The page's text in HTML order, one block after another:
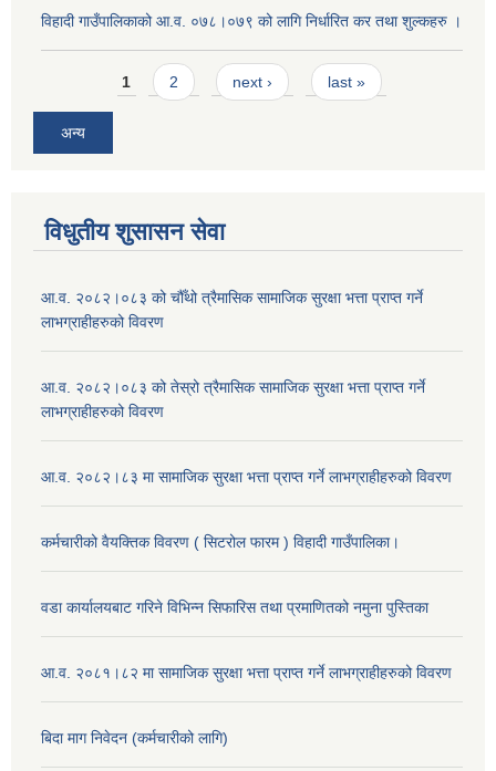
विहादी गाउँपालिकाको आ.व. ०७८।०७९ को लागि निर्धारित कर तथा शुल्कहरु ।
Pages1 2 next › last »
अन्य
विधुतीय शुसासन सेवा
आ.व. २०८२।०८३ को चौँथो त्रैमासिक सामाजिक सुरक्षा भत्ता प्राप्त गर्ने
लाभग्राहीहरुको विवरण
आ.व. २०८२।०८३ को तेस्रो त्रैमासिक सामाजिक सुरक्षा भत्ता प्राप्त गर्ने
लाभग्राहीहरुको विवरण
आ.व. २०८२।८३ मा सामाजिक सुरक्षा भत्ता प्राप्त गर्ने लाभग्राहीहरुको विवरण
कर्मचारीको वैयक्तिक विवरण ( सिटरोल फारम ) विहादी गाउँपालिका।
वडा कार्यालयबाट गरिने विभिन्न सिफारिस तथा प्रमाणितको नमुना पुस्तिका
आ.व. २०८१।८२ मा सामाजिक सुरक्षा भत्ता प्राप्त गर्ने लाभग्राहीहरुको विवरण
बिदा माग निवेदन (कर्मचारीको लागि)